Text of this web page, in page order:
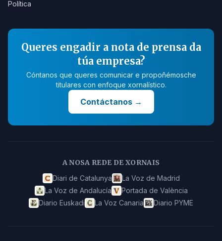
Política
Queres engadir a nota de prensa da
túa empresa?
Cóntanos que queres comunicar e propoñémosche
titulares con enfoque xornalístico.
Contáctanos→
A NOSA REDE DE XORNAIS
Diari de Catalunya
La Voz de Madrid
La Voz de Andalucía
Portada de València
Diario Euskadi
La Voz Canaria Diario PYME